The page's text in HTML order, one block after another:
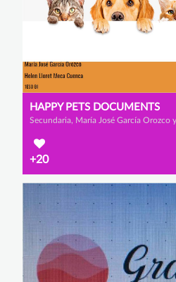
HAPPY PETS DOCUMENTS
+20